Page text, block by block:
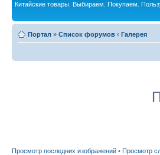
Китайские товары. Выбираем. Покупаем.
Портал » Список форумов ‹ Галерея
Просмотр последних изображений • Просмотр